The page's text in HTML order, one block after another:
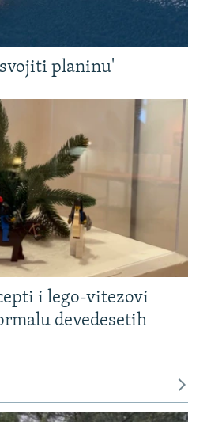
planinu'
i lego-vitezovi
devedesetih